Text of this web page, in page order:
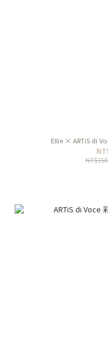
Ellie × ARTiS di
NT$150